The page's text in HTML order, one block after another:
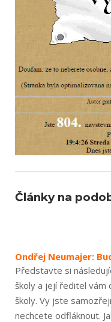
Články na
Ondřej Neumajer:
Představte si
školy a její ředitel
školy. Vy jste
nechcete odfláknout.